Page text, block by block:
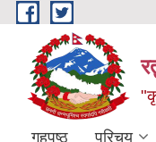
Skip to main content
गृहपृष्ठ परिचय